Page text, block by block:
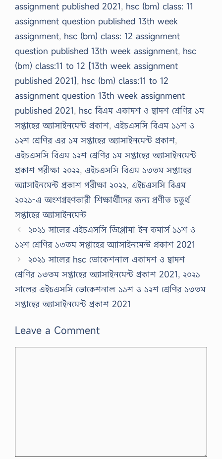
assignment published 2021, hsc (bm) class: 11
assignment question published 13th week
assignment, hsc (bm) class: 12 assignment
question published 13th week assignment, hsc
(bm) class:11 to 12 [13th week assignment
published 2021], hsc (bm) class:11 to 12
assignment question 13th week assignment
published 2021, hsc বিএম একাদশ ও দ্বাদশ শ্রেণির ১ম
সপ্তাহের অ্যাসাইনমেন্ট প্রকাশ, এইচএসসি বিএম ১১শ ও
১২শ শ্রেণির এর ১ম সপ্তাহের অ্যাসাইনমেন্ট প্রকাশ,
এইচএসসি বিএম ১২শ শ্রেণির ১ম সপ্তাহের অ্যাসাইনমেন্ট
প্রকাশ পরীক্ষা ২০২২, এইচএসসি বিএম ১৩তম সপ্তাহের
অ্যাসাইনমেন্ট প্রকাশ পরীক্ষা ২০২২, এইচএসসি বিএম
২০২১-এ অংশগ্রহণকারী শিক্ষার্থীদের জন্য প্রণীত চতুর্থ
সপ্তাহের অ্যাসাইনমেন্ট
২০২১ সালের এইচএসসি ডিপ্লোমা ইন কমার্স ১১শ ও
১২শ শ্রেণির ১৩তম সপ্তাহের অ্যাসাইনমেন্ট প্রকাশ 2021
২০২১ সালের hsc ভোকেশনাল একাদশ ও দ্বাদশ
শ্রেণির ১৩তম সপ্তাহের অ্যাসাইনমেন্ট প্রকাশ 2021, ২০২১
সালের এইচএসসি ভোকেশনাল ১১শ ও ১২শ শ্রেণির ১৩তম
সপ্তাহের অ্যাসাইনমেন্ট প্রকাশ 2021
Leave a Comment